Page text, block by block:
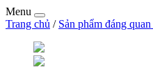
Menu
Trang chủ / Sản phẩm đáng